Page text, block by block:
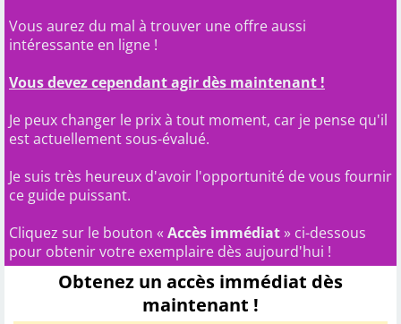
Vous aurez du mal à trouver une offre aussi
intéressante en ligne !
Vous devez cependant agir dès maintenant !
Je peux changer le prix à tout moment, car je pense qu'il
est actuellement sous-évalué.
Je suis très heureux d'avoir l'opportunité de vous fournir
ce guide puissant.
Cliquez sur le bouton « Accès immédiat» ci-dessous
pour obtenir votre exemplaire dès aujourd'hui !
Obtenez un accès immédiat dès
maintenant !